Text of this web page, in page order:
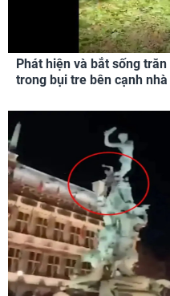
Phát hiện và bắt sống
trong bụi tre bên cạnh